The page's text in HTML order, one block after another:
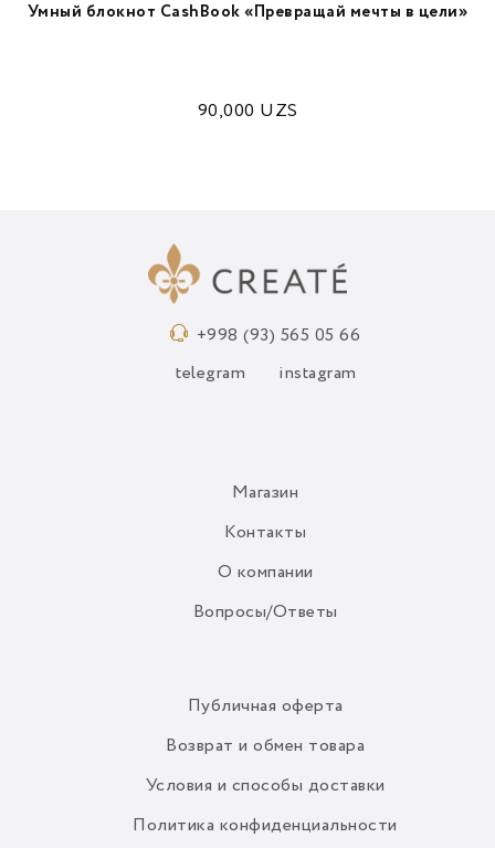
Умный блокнот CashBook «Превращай мечты в цели»
90,000 UZS
+998 (93) 565 05 66
telegram instagram
Магазин
Контакты
О компании
Вопросы/Ответы
Публичная оферта
Возврат и обмен товара
Условия и способы доставки
Политика конфиденциальности